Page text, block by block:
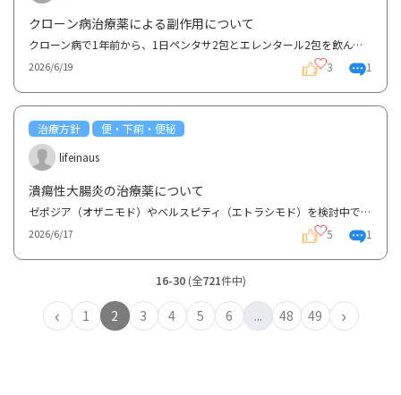
クローン病治療薬による副作用について
クローン病で1年前から、1日ペンタサ2包とエレンタール2包を飲んでいます。ペンタサによる副作用がある...
2026/6/19 3 1
治療方針
便・下痢・便秘
lifeinaus
潰瘍性大腸炎の治療薬について
ゼポジア（オザニモド）やベルスピティ（エトラシモド）を検討中です。実際に服用されている方、開始時...
2026/6/17 5 1
16-30(全721件中)
‹ 1 2 3 4 5 6 ... 48 49 ›